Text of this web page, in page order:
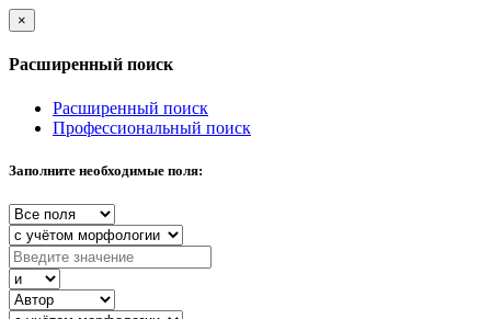
×
Расширенный поиск
Расширенный поиск
Профессиональный поиск
Заполните необходимые поля: